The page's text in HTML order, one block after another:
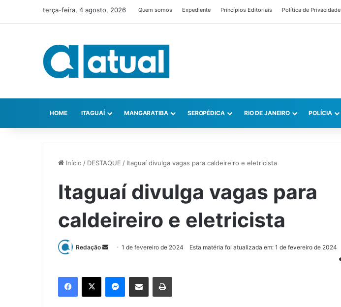
terça-feira, 4 agosto, 2026 Quem somos Expediente Princípios Editoriais Política de Privacidade
HOME ITAGUAÍ MANGARATIBA SEROPÉDICA RIO DE JANEIRO POLÍCIA
Início / DESTAQUE / Itaguaí divulga vagas para caldeireiro e eletricista
Itaguaí divulga vagas para
caldeireiro e eletricista
Redação 1 de fevereiro de 2024
Esta matéria foi atualizada em: 1 de fevereiro de 2024